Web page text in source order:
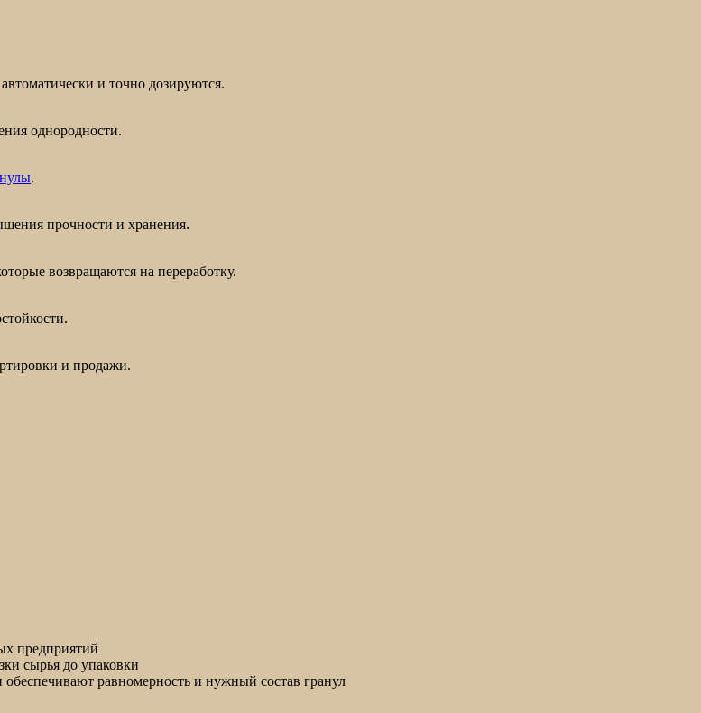
и точно дозируются.
однородности.
.
прочности и хранения.
возвращаются на переработку.
и продажи.
предприятий
сырья до упаковки
равномерность и нужный состав гранул